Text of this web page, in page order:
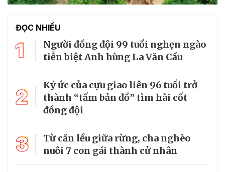
ĐỌC NHIỀU
1
Người đồng đội 99 tuổi nghẹn ngào
tiễn biệt Anh hùng La Văn Cầu
2
Ký ức của cựu giao liên 96 tuổi trở
thành “tấm bản đồ” tìm hài cốt
đồng đội
3
Từ căn lều giữa rừng, cha nghèo
nuôi 7 con gái thành cử nhân